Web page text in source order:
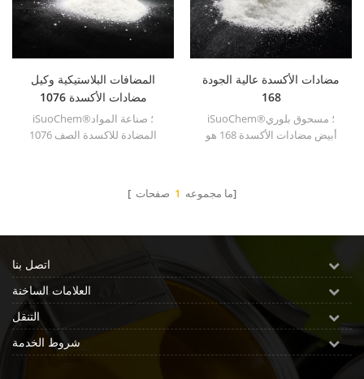
المضافات البلاستيكية وكيل
مضادات الأكسدة 1076
iSuoChem®؛ صناعة المواد
المضادة للاكسدة الصف 1076
والبوليستر والمطاط الصناعي
التشحيم ، إلخ.
مضادات الأكسدة عالية الجودة
168
iSuoChem®؛ مسحوق بلوري
أبيض مضادات الأكسدة 168 هو
والبولي ايثلين وتقاسم المنافع
وغيرها من المواد البلاستيكية
[ ما مجموعه 1 صفحات]
اتصل بنا
العلامات الساخنة
التنقل
شروط الخدمة